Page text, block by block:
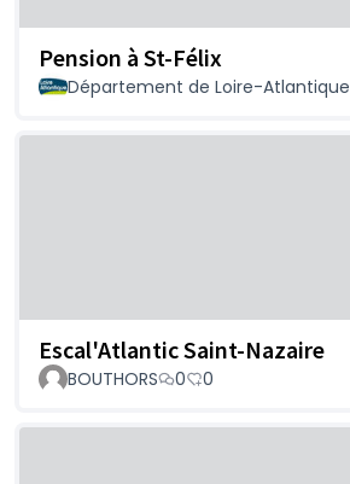
Pension à St-Félix
Département de Loire-Atlantique
Escal'Atlantic Saint-Nazaire
BOUTHORS 0 0